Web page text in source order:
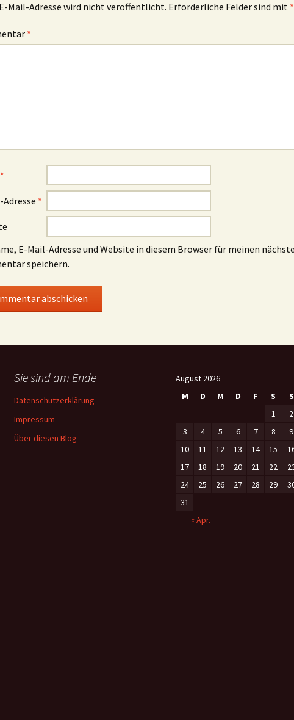
Mail-Adresse wird nicht veröffentlicht. Erforderliche Felder sind mit *
*
*
*
E-Mail-Adresse und Website in diesem Browser für meinen
speichern.
Sie sind am Ende
Datenschutzerklärung
Impressum
Über diesen Blog
August 2026
M
D M D F S
S
1
2
3
4 5 6 7 8
9
10
11 12 13 14 15
17
18 19 20 21 22
24
25 26 27 28 29
31
« Apr.